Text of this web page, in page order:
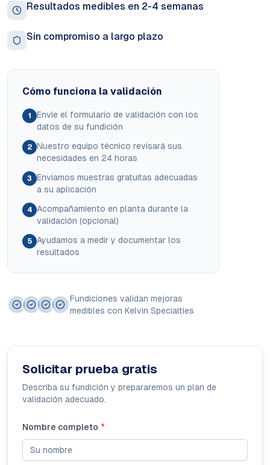
Resultados medibles en 2-4 semanas
Sin compromiso a largo plazo
Cómo funciona la validación
1
Envíe el formulario de validación con los
datos de su fundición
2 Nuestro equipo técnico revisará sus
necesidades en 24 horas
3
Enviamos muestras gratuitas adecuadas
a su aplicación
4 Acompañamiento en planta durante la
validación (opcional)
5 Ayudamos a medir y documentar los
resultados
Fundiciones validan mejoras
medibles con Kelvin Specialties
Solicitar prueba gratis
Describa su fundición y prepararemos un plan de
validación adecuado.
Nombre completo *